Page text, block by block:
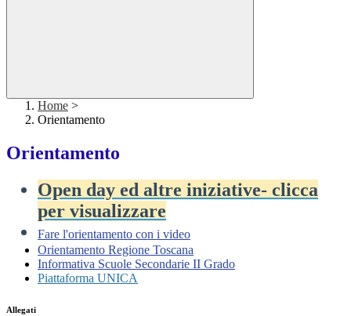
Home >
Orientamento
Orientamento
Open day ed altre iniziative- clicca
per visualizzare
Fare l'orientamento con i video
Orientamento Regione Toscana
Informativa Scuole Secondarie II Grado
Piattaforma UNICA
Allegati